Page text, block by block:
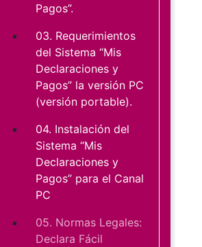
Pagos”.
03. Requerimientos
del Sistema “Mis
Declaraciones y
Pagos” la versión PC
(versión portable).
04. Instalación del
Sistema “Mis
Declaraciones y
Pagos” para el Canal
PC
05. Normas Legales:
Declara Fácil